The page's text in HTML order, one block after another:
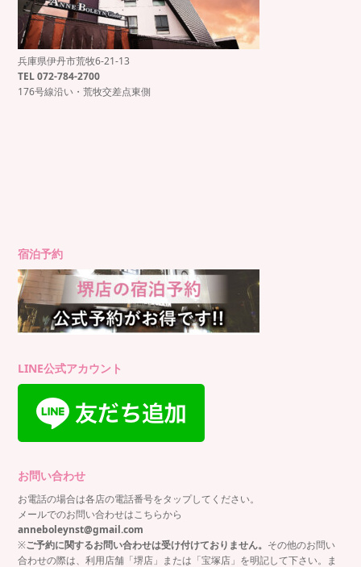
もっと見る
兵庫県伊丹市荒牧6-21-13
TEL 072-784-2700
176号線沿い・荒牧交差点東側
宿泊予約
LINE公式アカウント
お問い合わせ
お電話の場合は各店の電話番号をタップしてください。
メールでのお問い合わせはこちらから
anneboleynst@gmail.com
※ご予約に関するお問い合わせは受け付けておりません。 その他のお問い
合わせの際は、利用店舗「堺店」または「宝塚店」を明記して下さい。ま